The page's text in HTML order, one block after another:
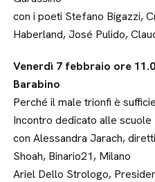
con i poeti Stefano Bigazzi,
Haberland, José Pulido,
Venerdì 7 febbraio ore
Barabino
Perché il male trionfi è
Incontro dedicato alle scuole
con Alessandra Jarach,
Shoah, Binario21, Milano
Ariel Dello Strologo,